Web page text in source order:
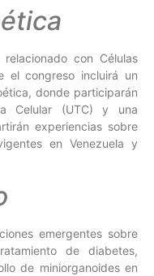
con Células
el congreso incluirá un
donde participarán
Celular (UTC) y una
experiencias sobre
en Venezuela y
emergentes sobre
de diabetes,
de miniorganoides en